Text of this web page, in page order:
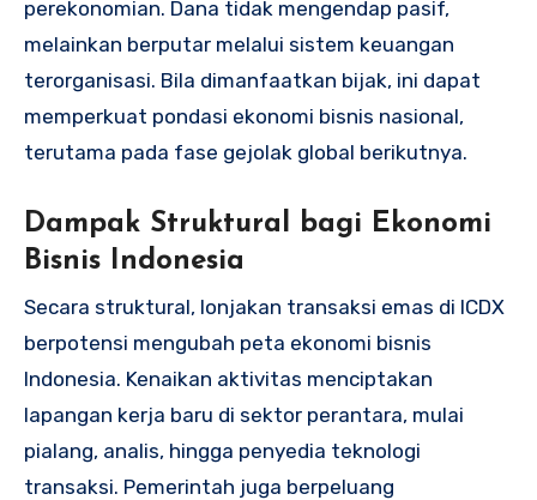
perekonomian. Dana tidak mengendap pasif,
melainkan berputar melalui sistem keuangan
terorganisasi. Bila dimanfaatkan bijak, ini dapat
memperkuat pondasi ekonomi bisnis nasional,
terutama pada fase gejolak global berikutnya.
Dampak Struktural bagi Ekonomi
Bisnis Indonesia
Secara struktural, lonjakan transaksi emas di ICDX
berpotensi mengubah peta ekonomi bisnis
Indonesia. Kenaikan aktivitas menciptakan
lapangan kerja baru di sektor perantara, mulai
pialang, analis, hingga penyedia teknologi
transaksi. Pemerintah juga berpeluang